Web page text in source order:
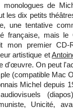
monologues de
les dix petits
une tentative
française, mais
mon premier CD-
artistique et
d'œuvre. On peut
(compatible Mac
Michel depuis
Unicité,